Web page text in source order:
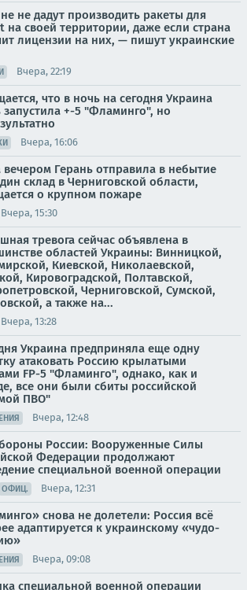
не дадут производить ракеты для
на своей территории, даже если страна
лицензии на них, — пишут украинские
Вчера, 22:19
что в ночь на сегодня Украина
запустила +-5 "Фламинго", но
Вчера, 16:06
вечером Герань отправила в небытие
склад в Черниговской области,
о крупном пожаре
Вчера, 15:30
тревога сейчас объявлена в
областей Украины: Винницкой,
Киевской, Николаевской,
Кировоградской, Полтавской,
Черниговской, Сумской,
а также на...
Вчера, 13:28
Украина предприняла еще одну
атаковать Россию крылатыми
FP-5 "Фламинго", однако, как и
все они были сбиты российской
ПВО"
Вчера, 12:48
России: Вооруженные Силы
Федерации продолжают
специальной военной операции
ОФИЦ. Вчера, 12:31
снова не долетели: Россия всё
адаптируется к украинскому «чудо-
Вчера, 09:08
специальной военной операции